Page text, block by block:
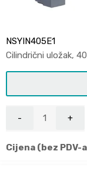
NSYIN405E1
Cilindrični uložak,
Cijena (bez PDV-